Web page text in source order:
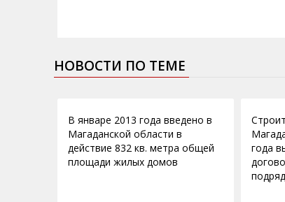
НОВОСТИ ПО ТЕМЕ
В январе 2013 года введено в
Магаданской области в
действие 832 кв. метра общей
площади жилых домов
года